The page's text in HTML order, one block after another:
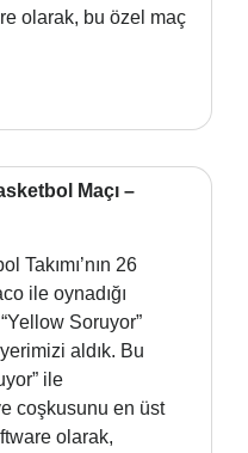
olarak, bu özel maç
Maçı –
Takımı’nın 26
ile oynadığı
Soruyor”
aldık. Bu
ile
coşkusunu en üst
olarak,